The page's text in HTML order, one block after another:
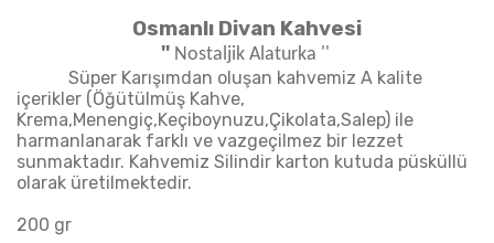
Osmanlı Divan Kahvesi
'' Nostaljik Alaturka ''
Süper Karışımdan oluşan kahvemiz A kalite
içerikler (Öğütülmüş Kahve,
Krema,Menengiç,Keçiboynuzu,Çikolata,Salep) ile
harmanlanarak farklı ve vazgeçilmez bir lezzet
sunmaktadır. Kahvemiz Silindir karton kutuda püsküllü
olarak üretilmektedir.
200 gr